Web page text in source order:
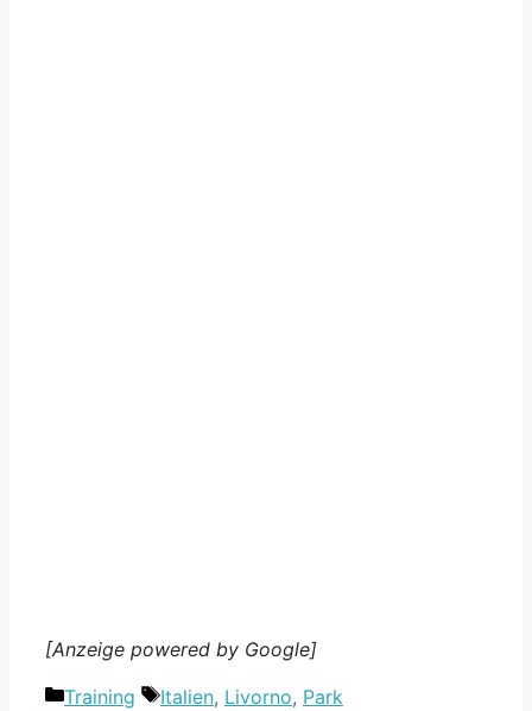
[Anzeige powered by Google]
Kategorien
Training Schlagwörter
Italien, Livorno, Park